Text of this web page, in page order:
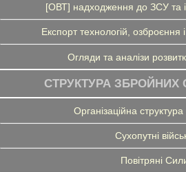
[ОВТ] надходження до ЗСУ та
Експорт технологій, озброєння і
Огляди та аналізи
СТРУКТУРА ЗБРОЙНИХ
Організаційна
Сухопутні
Повітряні